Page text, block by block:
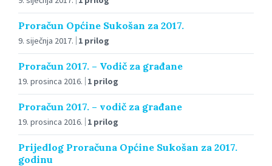
Proračun Općine Sukošan za 2017.
9. siječnja 2017. 1 prilog
Proračun 2017. – Vodič za građane
19. prosinca 2016. 1 prilog
Proračun 2017. – vodič za građane
19. prosinca 2016. 1 prilog
Prijedlog Proračuna Općine Sukošan za 2017.
godinu